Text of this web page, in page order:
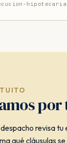
por
revisa
qué cláusulas